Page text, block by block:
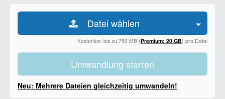
Datei wählen
Kostenlos: bis zu 750 MB (Premium: 20 GB) pro Datei
Umwandlung starten
Neu: Mehrere Dateien gleichzeitig umwandeln!